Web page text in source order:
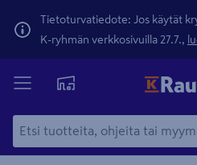
Tietoturvatiedote: Jos käytät
K-ryhmän verkkosivuilla 27.7.,